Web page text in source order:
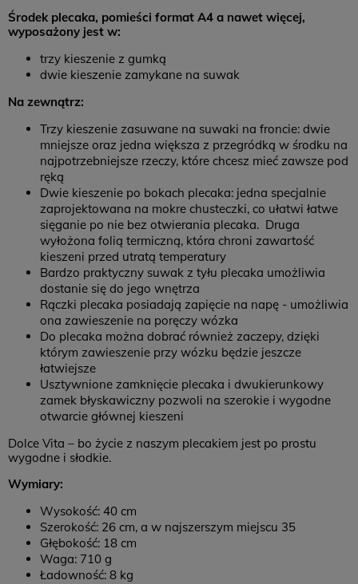
Środek plecaka, pomieści format A4 a nawet więcej,
wyposażony jest w:
trzy kieszenie z gumką
dwie kieszenie zamykane na suwak
Na zewnątrz:
Trzy kieszenie zasuwane na suwaki na froncie: dwie
mniejsze oraz jedna większa z przegródką w środku na
najpotrzebniejsze rzeczy, które chcesz mieć zawsze pod
ręką
Dwie kieszenie po bokach plecaka: jedna specjalnie
zaprojektowana na mokre chusteczki, co ułatwi łatwe
sięganie po nie bez otwierania plecaka. Druga
wyłożona folią termiczną, która chroni zawartość
kieszeni przed utratą temperatury
Bardzo praktyczny suwak z tyłu plecaka umożliwia
dostanie się do jego wnętrza
Rączki plecaka posiadają zapięcie na napę - umożliwia
ona zawieszenie na poręczy wózka
Do plecaka można dobrać również zaczepy, dzięki
którym zawieszenie przy wózku będzie jeszcze
łatwiejsze
Usztywnione zamknięcie plecaka i dwukierunkowy
zamek błyskawiczny pozwoli na szerokie i wygodne
otwarcie głównej kieszeni
Dolce Vita – bo życie z naszym plecakiem jest po prostu
wygodne i słodkie.
Wymiary:
Wysokość: 40 cm
Szerokość: 26 cm, a w najszerszym miejscu 35
Głębokość: 18 cm
Waga: 710 g
Ładowność: 8 kg